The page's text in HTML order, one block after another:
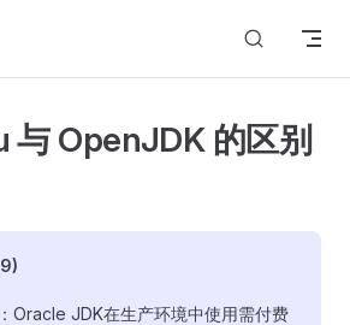
与 OpenJDK 的区别
Oracle JDK在生产环境中使用需付费